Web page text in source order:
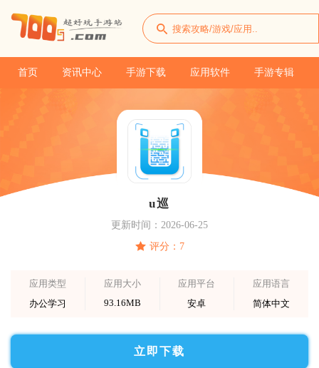
首页 资讯中心 手游下载 应用软件 手游专辑
u巡
更新时间：2026-06-25
评分：7
应用类型
办公学习
应用大小
93.16MB
应用平台
安卓
应用语言
简体中文
立即下载